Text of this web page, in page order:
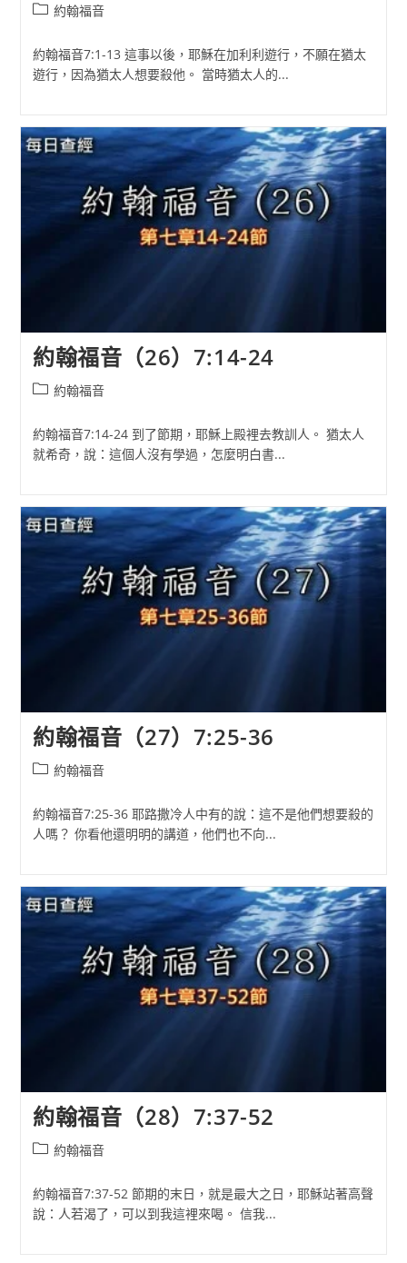
Post約翰福音
約翰福音7:1-13 這事以後，耶穌在加利利遊行，不願在猶太
遊行，因為猶太人想要殺他。 當時猶太人的...
約翰福音（26）7:14-24
Post約翰福音
約翰福音7:14-24 到了節期，耶穌上殿裡去教訓人。 猶太人
就希奇，說：這個人沒有學過，怎麼明白書...
約翰福音（27）7:25-36
Post約翰福音
約翰福音7:25-36 耶路撒冷人中有的說：這不是他們想要殺的
人嗎？ 你看他還明明的講道，他們也不向...
約翰福音（28）7:37-52
Post約翰福音
約翰福音7:37-52 節期的末日，就是最大之日，耶穌站著高聲
說：人若渴了，可以到我這裡來喝。 信我...